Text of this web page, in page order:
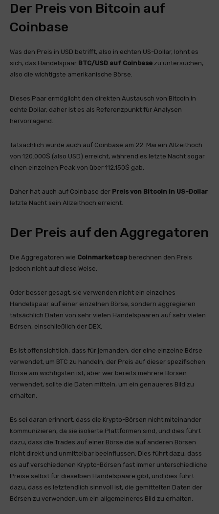
Der Preis von Bitcoin auf
Coinbase
Was den Preis in USD betrifft, also in echten US-Dollar, lohnt es
sich, das Handelspaar BTC/USD auf Coinbase zu untersuchen,
also die wichtigste amerikanische Börse.
Dieses Paar ermöglicht den direkten Austausch von Bitcoin in
echte Dollar, daher ist es als Referenzpunkt für Analysen
hervorragend.
Tatsächlich wurde auch auf Coinbase am 22. Mai ein Allzeithoch
von 120.000$ (also USD) erreicht, während es letzte Nacht sogar
einen einzelnen Peak von über 112.150$ gab.
Daher hat auch auf Coinbase der Preis von Bitcoin in US-Dollar
letzte Nacht sein Allzeithoch erreicht.
Der Preis auf den Aggregatoren
Die Aggregatoren wie Coinmarketcap berechnen den Preis
jedoch nicht auf diese Weise.
Oder besser gesagt, sie verwenden nicht ein einzelnes
Handelspaar auf einer einzelnen Börse, sondern aggregieren
tatsächlich Daten von sehr vielen Handelspaaren auf sehr vielen
Börsen, einschließlich der DEX.
Es ist offensichtlich, dass für jemanden, der eine einzelne Börse
verwendet, um BTC zu handeln, der Preis auf dieser spezifischen
Börse am wichtigsten ist, aber wer bereits mehrere Börsen
verwendet, sollte die Daten mitteln, um ein genaueres Bild zu
erhalten.
Es sei daran erinnert, dass die Krypto-Börsen nicht miteinander
kommunizieren, da sie isolierte Plattformen sind, und dies führt
dazu, dass die Trades auf einer Börse die auf anderen Börsen
nicht direkt und unmittelbar beeinflussen. Dies führt dazu, dass
es auf verschiedenen Krypto-Börsen fast immer unterschiedliche
Preise selbst für dieselben Handelspaare gibt, und dies führt
dazu, dass es letztendlich sinnvoll ist, die gemittelten Daten der
Börsen zu verwenden, um ein allgemeineres Bild zu erhalten.